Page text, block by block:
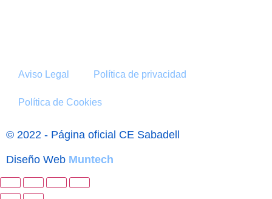
Aviso Legal Política de privacidad
Política de Cookies
© 2022 - Página oficial CE Sabadell
Diseño Web Muntech